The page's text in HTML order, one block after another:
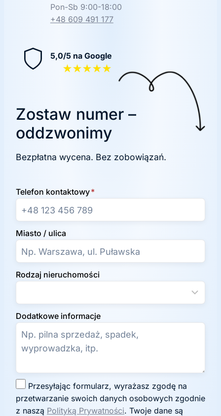
Pon-Sb 9:00-18:00
+48 609 491 177
5,0/5 na Google
★★★★★
Zostaw numer –
oddzwonimy
Bezpłatna wycena. Bez zobowiązań.
Telefon kontaktowy*
Miasto / ulica
Rodzaj nieruchomości
Dodatkowe informacje
g
o
przetwarzanie swoich danych osobowych zgodnie
z naszą Polityką Prywatności. Twoje dane są